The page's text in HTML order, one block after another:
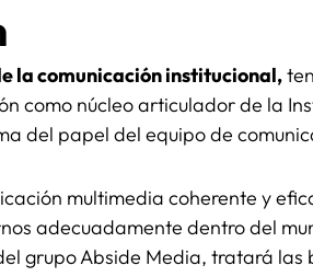
la comunicación institucional,
como núcleo articulador de la
del papel del equipo de
multimedia coherente y
adecuadamente dentro del
grupo Abside Media, tratará